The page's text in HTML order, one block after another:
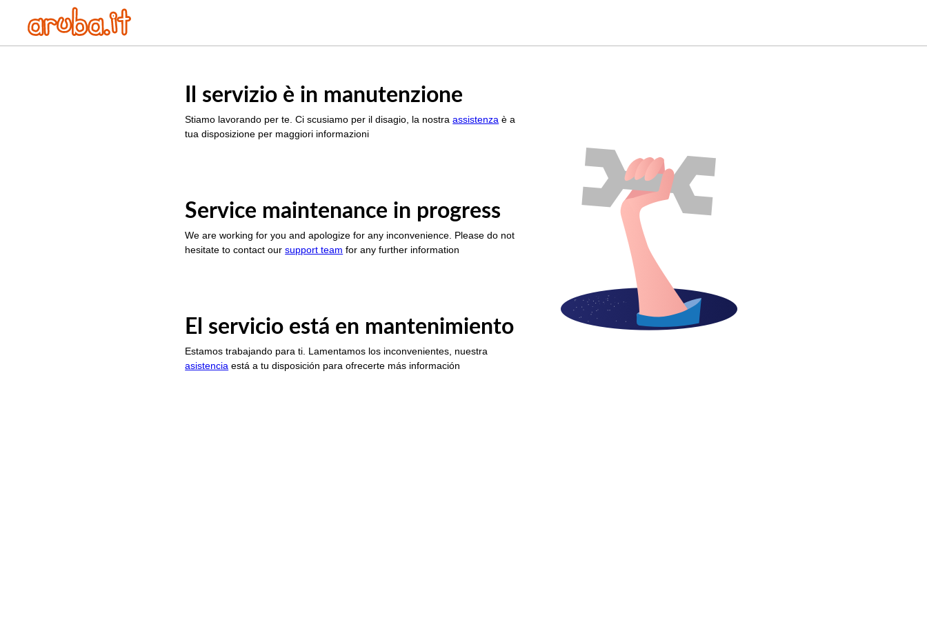
Il servizio è in manutenzione
Stiamo lavorando per te. Ci scusiamo per il disagio, la nostraassistenza è a
tua disposizione per maggiori informazioni
Service maintenance in progress
We are working for you and apologize for any inconvenience. Please do not
hesitate to contact oursupport team for any further information
El servicio está en mantenimiento
Estamos trabajando para ti. Lamentamos los inconvenientes, nuestra
asistencia está a tu disposición para ofrecerte más información